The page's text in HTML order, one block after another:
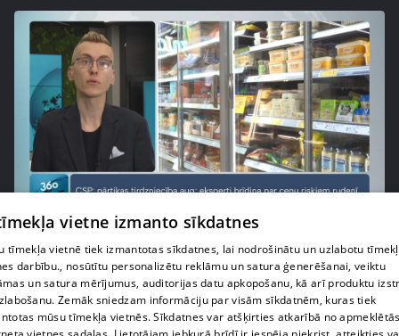
Pārtiku pērkam vairāk, bet vai “zemo cenu grozs”
tiešām samazina kopējo čeku?
408. epizode
vietne izmanto sīkdatnes
tīmekļa vietnē tiek izmantotas sīkdatnes, lai nodrošinātu un uzlabotu
darbību., nosūtītu personalizētu reklāmu un satura ģenerēšanai, veiktu
un satura mērījumus, auditorijas datu apkopošanu, kā arī produktu
Zemāk sniedzam informāciju par visām sīkdatnēm, kuras tiek
mūsu tīmekļa vietnēs. Sīkdatnes var atšķirties atkarībā no